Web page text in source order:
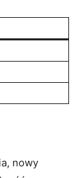
nowy